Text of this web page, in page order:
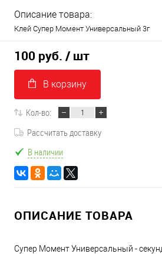
Описание товара:
Клей Супер Момент Универсальный 3г
100 руб. / шт
В корзину
Кол-во:
Рассчитать доставку
В наличии
ОПИСАНИЕ ТОВАРА
Супер Момент Универсальный -